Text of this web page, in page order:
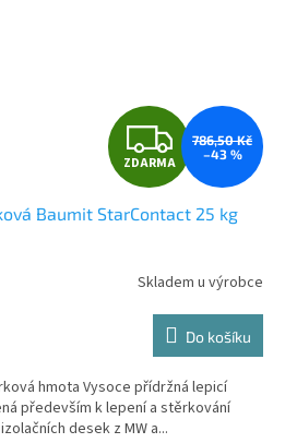
Z
D
A
R
M
A
ZDARMA
786,50 Kč
–43 %
Baumit StarContact 25 kg
Skladem u výrobce
Do košíku
hmota Vysoce přídržná lepicí
především k lepení a stěrkování
desek z MW a...